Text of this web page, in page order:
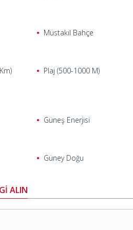
kapısı çelik kapı olup, diğer tüm iç
alanına sahip müstakil villa, hem
kira getirisi potansiyeline sahip villa
Müstakil Bahçe
Plaj (500-1000 M)
Güneş Enerjisi
Güney Doğu
ALIN